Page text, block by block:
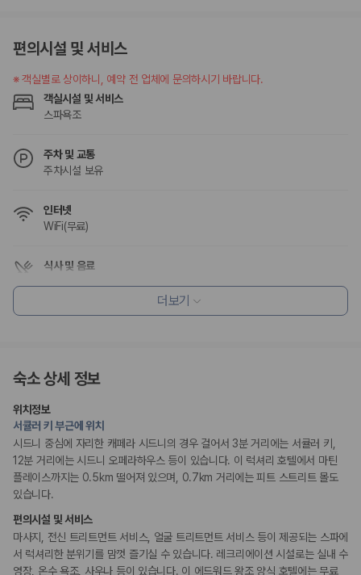
편의시설 및 서비스
※객실별로 상이하니, 예약 전 업체에 문의하시기 바랍니다.
객실시설 및 서비스
스파욕조
주차 및 교통
주차시설 보유
인터넷
WiFi(무료)
식사 및 음료
편의시설
ATM/은행업무
엘리베이터
정수기
수화물 보관소
리셉션 서비스
주차 대행
드라이클리닝/세탁서비스
짐 보관 서비스
포터/벨보이
다국어 구사 가능 직원
더보기
숙소 상세 정보
위치정보
서큘러 키 부근에 위치
시드니 중심에 자리한 캐페라 시드니의 경우 걸어서 3분 거리에는 서큘러 키,
12분 거리에는 시드니 오페라하우스 등이 있습니다. 이 럭셔리 호텔에서 마틴
플레이스까지는 0.5km 떨어져 있으며, 0.7km 거리에는 피트 스트리트 몰도
있습니다.
편의시설 및 서비스
마사지, 전신 트리트먼트 서비스, 얼굴 트리트먼트 서비스 등이 제공되는 스파에
서 럭셔리한 분위기를 맘껏 즐기실 수 있습니다. 레크리에이션 시설로는 실내 수
영장, 온수 욕조, 사우나 등이 있습니다. 이 에드워드 왕조 양식 호텔에는 무료